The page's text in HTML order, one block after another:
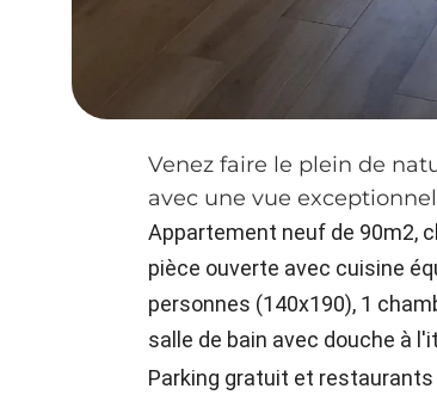
Venez faire le plein de
avec une vue
Appartement neuf de 90m2,
pièce ouverte avec cuisine
personnes (140x190), 1
salle de bain avec douche à
Parking gratuit et restaurants